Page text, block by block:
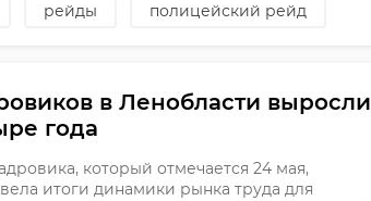
рейды полицейский рейд
в Ленобласти выросли
года
который отмечается 24 мая,
итоги динамики рынка труда для